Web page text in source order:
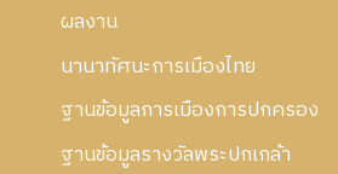
ผลงาน
นานาทัศนะการเมืองไทย
ฐานข้อมูลการเมืองการปกครอง
ฐานข้อมูลรางวัลพระปกเกล้า